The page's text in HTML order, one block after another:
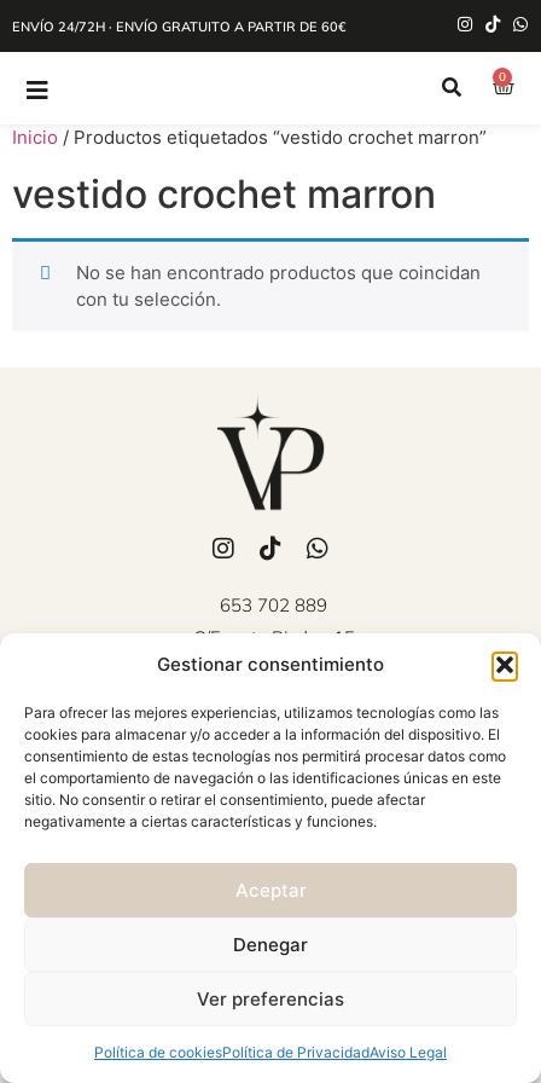
Gestionar consentimiento
Para ofrecer las mejores experiencias, utilizamos tecnologías como las
cookies para almacenar y/o acceder a la información del dispositivo. El
consentimiento de estas tecnologías nos permitirá procesar datos como
el comportamiento de navegación o las identificaciones únicas en este
sitio. No consentir o retirar el consentimiento, puede afectar
negativamente a ciertas características y funciones.
Aceptar
Denegar
Ver preferencias
Política de cookiesPolítica de PrivacidadAviso Legal
ENVÍO 24/72H · ENVÍO GRATUITO A PARTIR DE 60€
0
Inicio / Productos etiquetados “vestido crochet marron”
vestido crochet marron
No se han encontrado productos que coincidan
con tu selección.
653 702 889
C/Fuente Piedra, 15
Mollina (Málaga)
Viernes 10:00 - 18:00
AVISO LEGAL
CONDICIONES GENERALES
POLÍTICA DE PRIVACIDAD